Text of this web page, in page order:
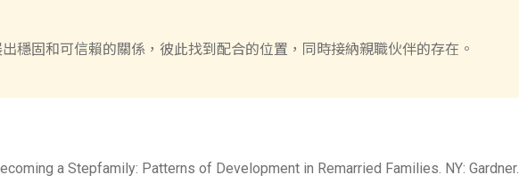
穩固和可信賴的關係，彼此找到配合的位置，同時接納親職伙伴的存在。
a Stepfamily: Patterns of Development in Remarried Families. NY: Gardner.